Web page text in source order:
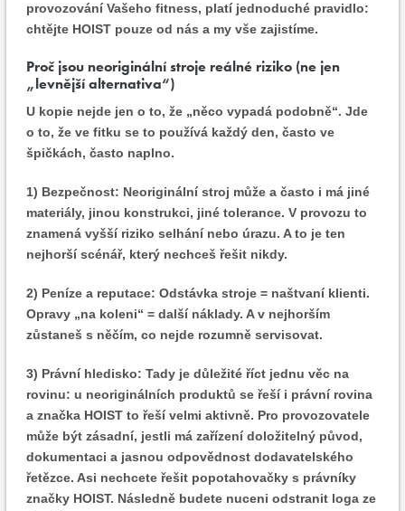
provozování Vašeho fitness, platí jednoduché pravidlo:
chtějte HOIST pouze od nás a my vše zajistíme.
Proč jsou neoriginální stroje reálné riziko (ne jen
„levnější alternativa“)
U kopie nejde jen o to, že „něco vypadá podobně“. Jde
o to, že ve fitku se to používá každý den, často ve
špičkách, často naplno.
1) Bezpečnost: Neoriginální stroj může a často i má jiné
materiály, jinou konstrukci, jiné tolerance. V provozu to
znamená vyšší riziko selhání nebo úrazu. A to je ten
nejhorší scénář, který nechceš řešit nikdy.
2) Peníze a reputace: Odstávka stroje = naštvaní klienti.
Opravy „na koleni“ = další náklady. A v nejhorším
zůstaneš s něčím, co nejde rozumně servisovat.
3) Právní hledisko: Tady je důležité říct jednu věc na
rovinu: u neoriginálních produktů se řeší i právní rovina
a značka HOIST to řeší velmi aktivně. Pro provozovatele
může být zásadní, jestli má zařízení doložitelný původ,
dokumentaci a jasnou odpovědnost dodavatelského
řetězce. Asi nechcete řešit popotahovačky s právníky
značky HOIST. Následně budete nuceni odstranit loga ze